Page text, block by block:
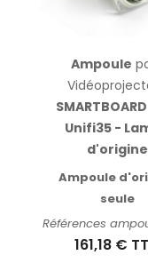
Ampoule
Unifi35 -
d'origine
Ampoule
seule
Références
161,18 €